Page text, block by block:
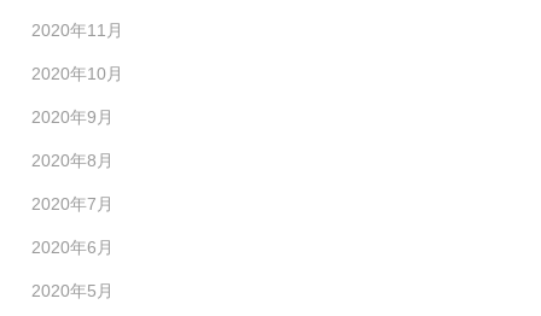
2020年11月
2020年10月
2020年9月
2020年8月
2020年7月
2020年6月
2020年5月